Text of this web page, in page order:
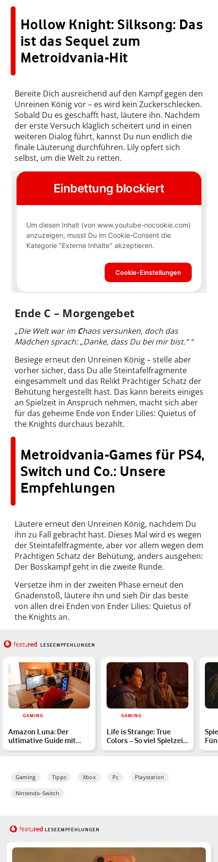
Hollow Knight: Silksong: Das
ist das Sequel zum
Metroidvania-Hit
Bereite Dich ausreichend auf den Kampf gegen den
Unreinen König vor – es wird kein Zuckerschlecken.
Sobald Du es geschafft hast, läutere ihn. Nachdem
der erste Versuch kläglich scheitert und in einen
weiteren Dialog führt, kannst Du nun endlich die
finale Läuterung durchführen. Lily opfert sich
selbst, um die Welt zu retten.
Ende C – Morgengebet
„Die Welt war im Chaos versunken, doch das
Mädchen sprach: „Danke, dass Du bei mir bist.“ “
Besiege erneut den Unreinen König – stelle aber
vorher sicher, dass Du alle Steintafelfragmente
eingesammelt und das Relikt Prächtiger Schatz der
Behütung hergestellt hast. Das kann bereits einiges
an Spielzeit in Anspruch nehmen, macht sich aber
für das geheime Ende von Ender Lilies: Quietus of
the Knights durchaus bezahlt.
Metroidvania-Games für PS4,
Switch und Co.: Unsere
Empfehlungen
Läutere erneut den Unreinen König, nachdem Du
ihn zu Fall gebracht hast. Dieses Mal wird es wegen
der Steintafelfragmente, aber vor allem wegen dem
Prächtigen Schatz der Behütung, anders ausgehen:
Der Bosskampf geht in die zweite Runde.
Versetze ihm in der zweiten Phase erneut den
Gnadenstoß, läutere ihn und sieh Dir das beste
von allen drei Enden von Ender Lilies: Quietus of
the Knights an.
featured LESEEMPFEHLUNGEN
GAMING
Amazon Luna: Der
ultimative Guide mit
allen wichtigen
GAMING
Life is Strange: True
Colors – So viel Spielzeit
und Umfang erwar…
Gaming Tipps Xbox Pc Playstation
Nintendo-Switch
featured LESEEMPFEHLUNGEN